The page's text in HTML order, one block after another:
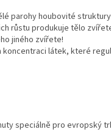
parohy houbovité
růstu produkuje tělo
jiného zvířete!
látek, které
speciálně pro evropský